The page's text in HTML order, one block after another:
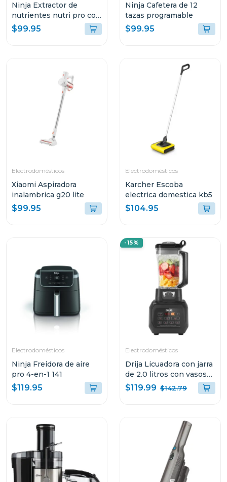
Ninja Extractor de
nutrientes nutri pro con
2 programas auto-iq 401
$99.95
Ninja Cafetera de 12
tazas programable
$99.95
Electrodomésticos
Xiaomi Aspiradora
inalambrica g20 lite
$99.95
Electrodomésticos
Karcher Escoba
electrica domestica kb5
$104.95
Electrodomésticos
Ninja Freidora de aire
pro 4-en-1 141
$119.95
-15%
Electrodomésticos
Drija Licuadora con jarra
de 2.0 litros con vasos
personales miscelatore
$119.99 $142.79